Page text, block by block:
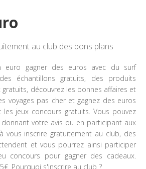
au club des bons plans
euro gagner des euros avec du surf
échantillons gratuits, des produits
découvrez les bonnes affaires et
voyages pas cher et gagnez des euros
jeux concours gratuits. Vous pouvez
votre avis ou en participant aux
vous inscrire gratuitement au club, des
et vous pourrez ainsi participer
concours pour gagner des cadeaux.
Pourquoi s'inscrire au club ?